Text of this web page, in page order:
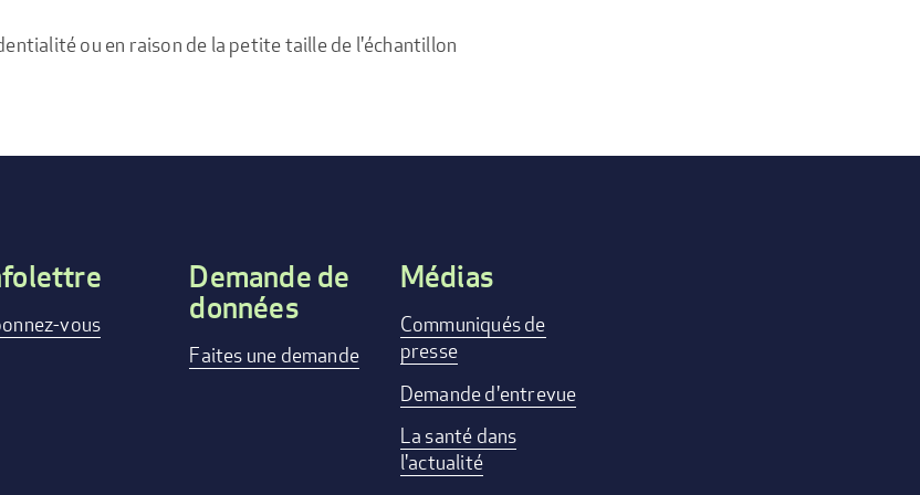
ou en raison de la petite taille de l'échantillon
vous
Demande de
données
Faites une demande
Médias
Communiqués de
presse
Demande d'entrevue
La santé dans
l'actualité